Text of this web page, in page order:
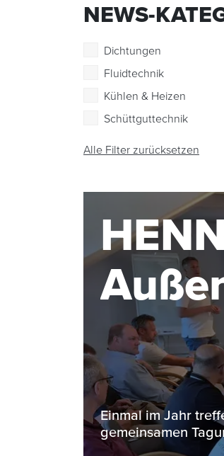
NEWS-
Dichtungen
Fluidtechnik
Kühlen & Heizen
Schüttguttechnik
Alle Filter zurücksetzen
Einmal im Jahr
gemeinsamen